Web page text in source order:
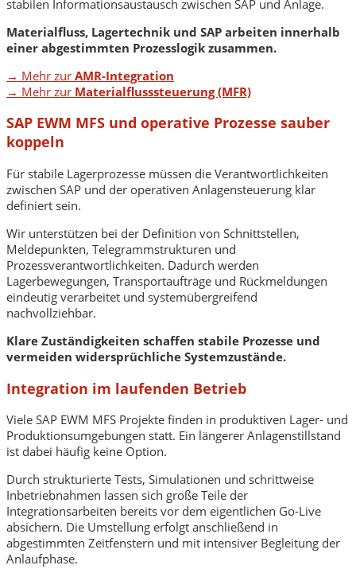
stabilen Informationsaustausch zwischen SAP und Anlage.
Materialfluss, Lagertechnik und SAP arbeiten innerhalb
einer abgestimmten Prozesslogik zusammen.
→ Mehr zur AMR-Integration
→ Mehr zur Materialflusssteuerung (MFR)
SAP EWM MFS und operative Prozesse sauber
koppeln
Für stabile Lagerprozesse müssen die Verantwortlichkeiten
zwischen SAP und der operativen Anlagensteuerung klar
definiert sein.
Wir unterstützen bei der Definition von Schnittstellen,
Meldepunkten, Telegrammstrukturen und
Prozessverantwortlichkeiten. Dadurch werden
Lagerbewegungen, Transportaufträge und Rückmeldungen
eindeutig verarbeitet und systemübergreifend
nachvollziehbar.
Klare Zuständigkeiten schaffen stabile Prozesse und
vermeiden widersprüchliche Systemzustände.
Integration im laufenden Betrieb
Viele SAP EWM MFS Projekte finden in produktiven Lager- und
Produktionsumgebungen statt. Ein längerer Anlagenstillstand
ist dabei häufig keine Option.
Durch strukturierte Tests, Simulationen und schrittweise
Inbetriebnahmen lassen sich große Teile der
Integrationsarbeiten bereits vor dem eigentlichen Go-Live
absichern. Die Umstellung erfolgt anschließend in
abgestimmten Zeitfenstern und mit intensiver Begleitung der
Anlaufphase.